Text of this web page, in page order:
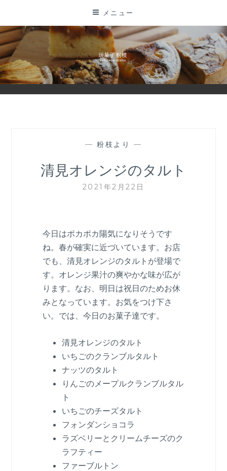
テ
ン
ツ
に
メニュー
— 粉枝より —
清見オレンジのタルト
2021年2月22日
今日はポカポカ陽気になりそうです
ね。春が確実に近づいています。お店
でも、清見オレンジのタルトが登場で
す。オレンジ果汁の爽やかな味が広が
ります。なお、明日は祝日のためお休
みとなっています。お気をつけ下さ
い。では、今日のお菓子達です。
清見オレンジのタルト
いちごのクランブルタルト
ナッツのタルト
りんごのメープルクランブルタル
ト
いちごのチーズタルト
フォンダンショコラ
ラズベリーとクリームチーズのク
ラフティー
ファーブルトン